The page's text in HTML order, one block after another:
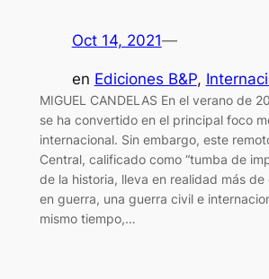
Oct 14, 2021—
en Ediciones B&P,
MIGUEL CANDELAS En el verano de
se ha convertido en el principal foco
internacional. Sin embargo, este
Central, calificado como “tumba de
de la historia, lleva en realidad más
en guerra, una guerra civil e
mismo tiempo,…